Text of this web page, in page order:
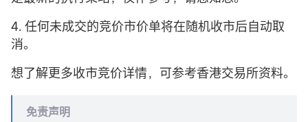
4. 任何未成交的竞价市价单将在随机收市后自动取
消。
想了解更多收市竞价详情，可参考香港交易所资料。
免责声明